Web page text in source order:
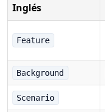
Inglés
Feature
Background
Scenario